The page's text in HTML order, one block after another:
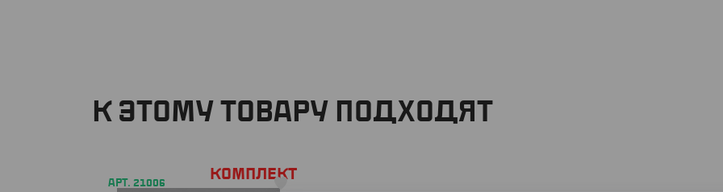
К ЭТОМУ ТОВАРУ ПОДХОДЯТ
АРТ. 21006
Комплект